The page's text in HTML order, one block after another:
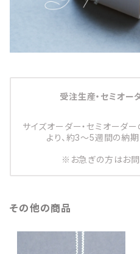
受注生産・セミオー
サイズオーダー・セミオーダ
より、約3～5週間の納期
※お急ぎの方はお問
その他の商品